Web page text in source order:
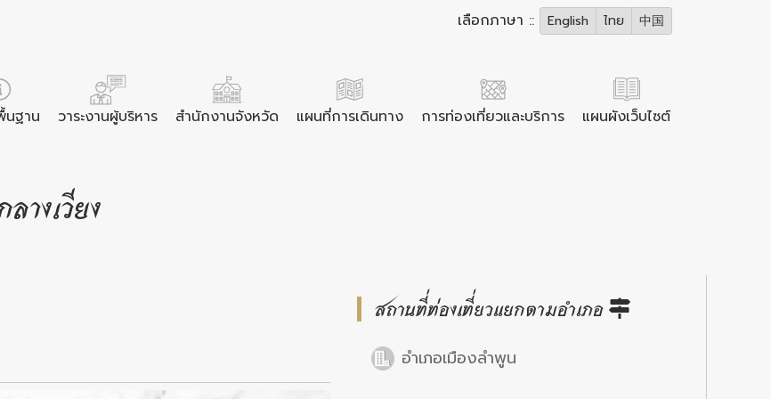
เลือกภาษา :: English ไทย 中国
นฐาน วาระงานผู้บริหาร สำนักงานจังหวัด แผนที่การเดินทาง การท่องเที่ยวและบริการ แผนผังเว็บไซต์
างเวียง
สถานที่ท่องเที่ยวแยกตามอำเภอ
อำเภอเมืองลำพูน